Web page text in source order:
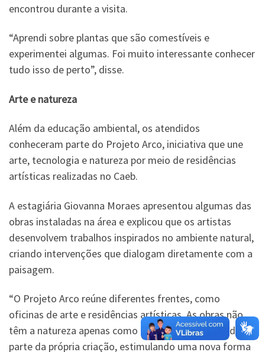
encontrou durante a visita.
“Aprendi sobre plantas que são comestíveis e
experimentei algumas. Foi muito interessante conhecer
tudo isso de perto”, disse.
Arte e natureza
Além da educação ambiental, os atendidos
conheceram parte do Projeto Arco, iniciativa que une
arte, tecnologia e natureza por meio de residências
artísticas realizadas no Caeb.
A estagiária Giovanna Moraes apresentou algumas das
obras instaladas na área e explicou que os artistas
desenvolvem trabalhos inspirados no ambiente natural,
criando intervenções que dialogam diretamente com a
paisagem.
“O Projeto Arco reúne diferentes frentes, como
oficinas de arte e residências artísticas. As obras não
têm a natureza apenas como cenário, mas fazem dela
parte da própria criação, estimulando uma nova forma